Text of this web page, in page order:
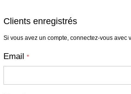
Clients enregistrés
Si vous avez un compte, connectez-vous avec
Email